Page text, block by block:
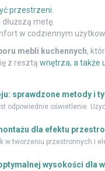
przestrzeni
metę.
w codziennym
mebli kuchennych,
z resztą wnętrza, a także
sprawdzone metody i
odpowiednie oświetlenie.
dla efektu
tworzeniu przestronnych i
wysokości dla